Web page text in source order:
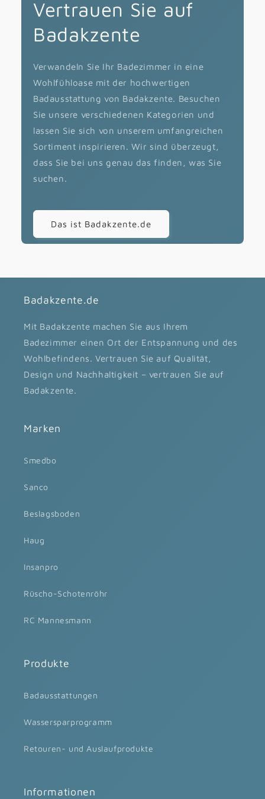
Vertrauen Sie auf
Badakzente
Verwandeln Sie Ihr Badezimmer in eine
Wohlfühloase mit der hochwertigen
Badausstattung von Badakzente. Besuchen
Sie unsere verschiedenen Kategorien und
lassen Sie sich von unserem umfangreichen
Sortiment inspirieren. Wir sind überzeugt,
dass Sie bei uns genau das finden, was Sie
suchen.
Das ist Badakzente.de
Badakzente.de
Mit Badakzente machen Sie aus Ihrem
Badezimmer einen Ort der Entspannung und des
Wohlbefindens. Vertrauen Sie auf Qualität,
Design und Nachhaltigkeit – vertrauen Sie auf
Badakzente.
Marken
Smedbo
Sanco
Beslagsboden
Haug
Insanpro
Rüscho-Schotenröhr
RC Mannesmann
Produkte
Badausstattungen
Wassersparprogramm
Retouren- und Auslaufprodukte
Informationen